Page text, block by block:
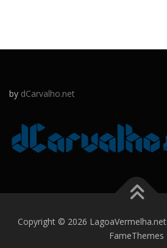
by dCarvalho.net
Copyright © 2026 LagoaVermelha.net
FameThemes